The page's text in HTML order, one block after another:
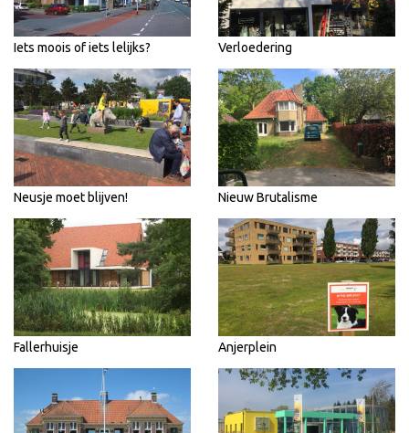
Iets moois of iets lelijks? Verloedering
Neusje moet blijven! Nieuw Brutalisme
Fallerhuisje Anjerplein